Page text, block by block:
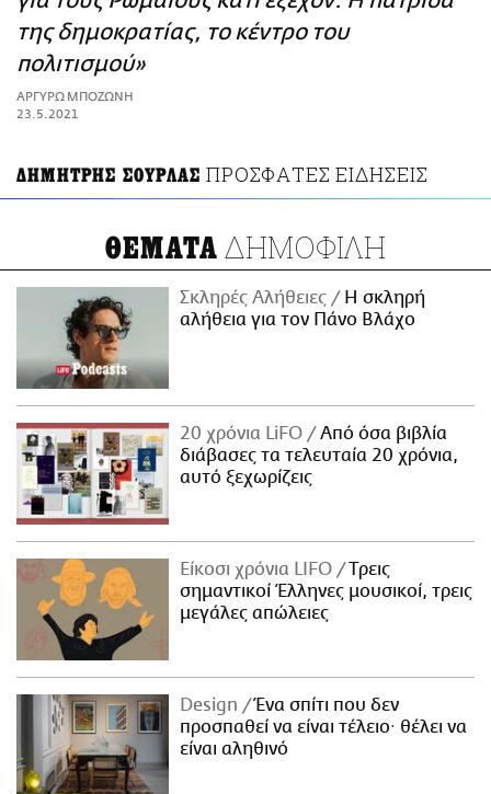
ΑΜΠΑ
PRINT
της δημοκρατίας, το κέντρο του
πολιτισμού»
ΑΡΓΥΡΩ ΜΠΟΖΩΝΗ
23.5.2021
ΔΗΜΗΤΡΗΣ ΣΟΥΡΛΑΣ ΠΡΟΣΦΑΤΕΣ ΕΙΔΗΣΕΙΣ
ΘΕΜΑΤΑ ΔΗΜΟΦΙΛΗ
Σκληρές Αλήθειες
H σκληρή
αλήθεια για τον Πάνο Βλάχο
20 χρόνια LiFO
Από όσα βιβλία
διάβασες τα τελευταία 20 χρόνια,
αυτό ξεχωρίζεις
Είκοσι χρόνια LIFO
Tρεις
σημαντικοί Έλληνες μουσικοί, τρεις
μεγάλες απώλειες
Design
Ένα σπίτι που δεν
προσπαθεί να είναι τέλειο· θέλει να
είναι αληθινό